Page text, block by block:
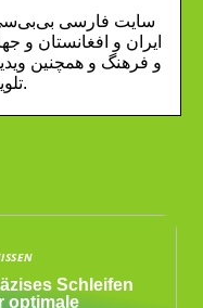
سایت فارسی بی‌بی‌سی
ایران و افغانستان و
و فرهنگ و همچنین
تلویزیون فارسی را به شما ارائه می‌دهد.
Schleifen
optimale